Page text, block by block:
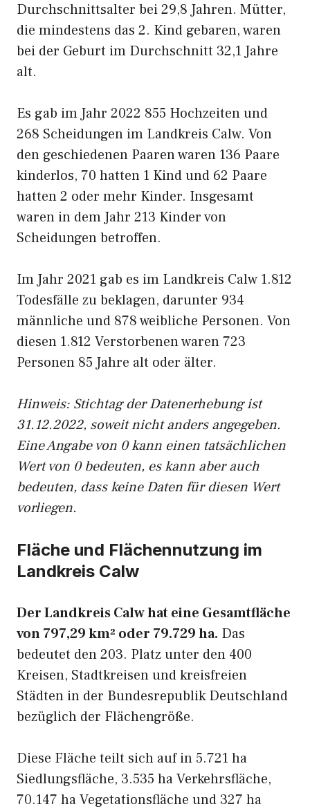
Durchschnittsalter bei 29,8 Jahren. Mütter,
die mindestens das 2. Kind gebaren, waren
bei der Geburt im Durchschnitt 32,1 Jahre
alt.
Es gab im Jahr 2022 855 Hochzeiten und
268 Scheidungen im Landkreis Calw. Von
den geschiedenen Paaren waren 136 Paare
kinderlos, 70 hatten 1 Kind und 62 Paare
hatten 2 oder mehr Kinder. Insgesamt
waren in dem Jahr 213 Kinder von
Scheidungen betroffen.
Im Jahr 2021 gab es im Landkreis Calw 1.812
Todesfälle zu beklagen, darunter 934
männliche und 878 weibliche Personen. Von
diesen 1.812 Verstorbenen waren 723
Personen 85 Jahre alt oder älter.
Hinweis: Stichtag der Datenerhebung ist
31.12.2022, soweit nicht anders angegeben.
Eine Angabe von 0 kann einen tatsächlichen
Wert von 0 bedeuten, es kann aber auch
bedeuten, dass keine Daten für diesen Wert
vorliegen.
Fläche und Flächennutzung im
Landkreis Calw
Der Landkreis Calw hat eine Gesamtfläche
von 797,29 km² oder 79.729 ha. Das
bedeutet den 203. Platz unter den 400
Kreisen, Stadtkreisen und kreisfreien
Städten in der Bundesrepublik Deutschland
bezüglich der Flächengröße.
Diese Fläche teilt sich auf in 5.721 ha
Siedlungsfläche, 3.535 ha Verkehrsfläche,
70.147 ha Vegetationsfläche und 327 ha